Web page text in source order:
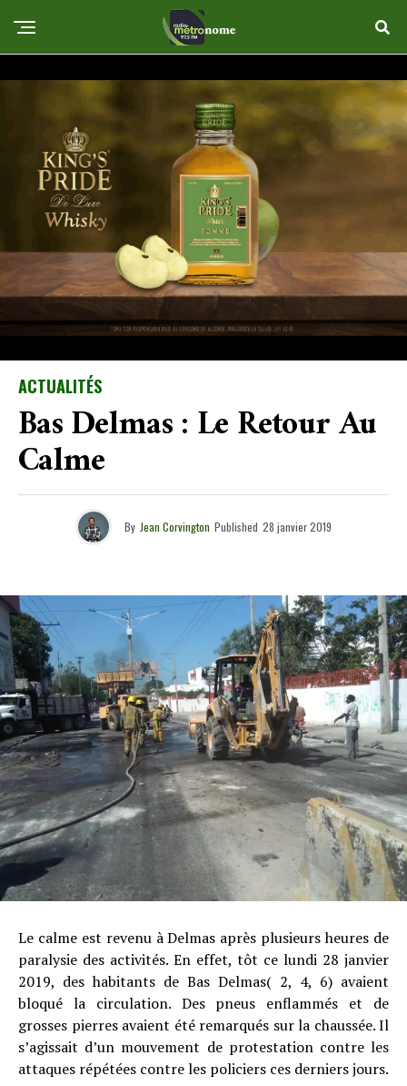
ACTUALITÉS
Bas Delmas : Le Retour Au
Calme
By Jean Corvington Published 28 janvier 2019
Le calme est revenu à Delmas après plusieurs heures de
paralysie des activités. En effet, tôt ce lundi 28 janvier
2019, des habitants de Bas Delmas( 2, 4, 6) avaient
bloqué la circulation. Des pneus enflammés et de
grosses pierres avaient été remarqués sur la chaussée. Il
s’agissait d’un mouvement de protestation contre les
attaques répétées contre les policiers ces derniers jours.